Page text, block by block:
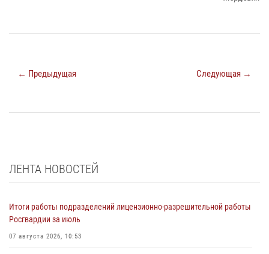
← Предыдущая Следующая →
ЛЕНТА НОВОСТЕЙ
Итоги работы подразделений лицензионно-разрешительной работы
Росгвардии за июль
07 августа 2026, 10:53